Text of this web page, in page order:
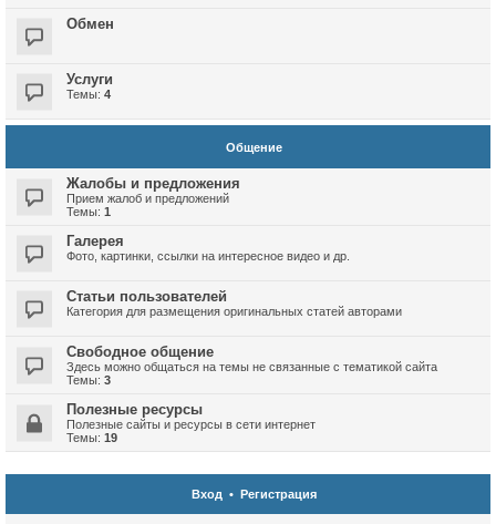
Обмен
Услуги
Темы: 4
Общение
Жалобы и предложения
Прием жалоб и предложений
Темы: 1
Галерея
Фото, картинки, ссылки на интересное видео и др.
Статьи пользователей
Категория для размещения оригинальных статей авторами
Свободное общение
Здесь можно общаться на темы не связанные с тематикой сайта
Темы: 3
Полезные ресурсы
Полезные сайты и ресурсы в сети интернет
Темы: 19
Вход • Регистрация